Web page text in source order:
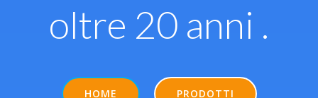
oltre 20 anni .
HOME PRODOTTI